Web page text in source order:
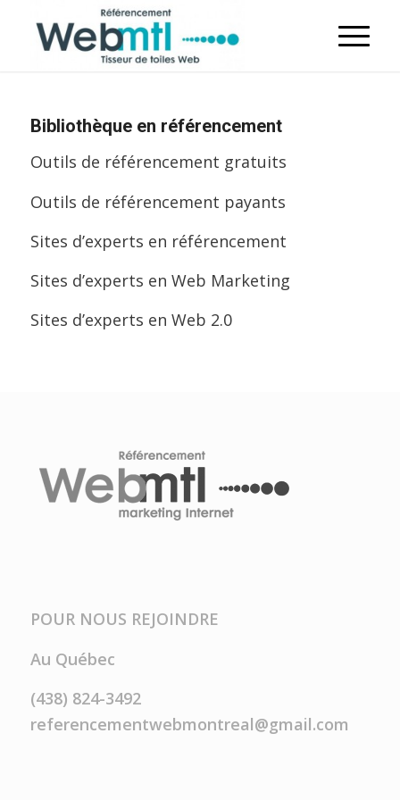
Bibliothèque en référencement
Outils de référencement gratuits
Outils de référencement payants
Sites d’experts en référencement
Sites d’experts en Web Marketing
Sites d’experts en Web 2.0
POUR NOUS REJOINDRE
Au Québec
(438) 824-3492
referencementwebmontreal@gmail.com